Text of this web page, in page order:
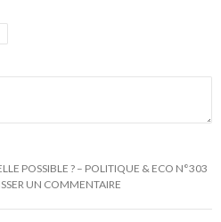
POSSIBLE ? – POLITIQUE & ECO N°303
UN COMMENTAIRE